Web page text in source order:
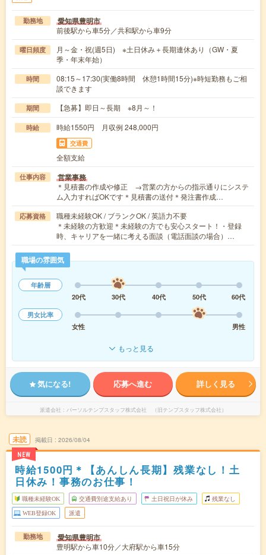
勤務地 愛知県豊明市
前後駅から車5分／共和駅から車9分
曜日頻度
月～金・祝(週5日) ※土日休み＋長期連休あり（GW・夏
季・年末年始）
時間
08:15～17:30(実働8時間 休憩1時間15分)※時短勤務もご相
談できます
期間 【急募】即日～長期 ※8月～！
時給 時給1550円 月収例 248,000円
交通費
全額支給
仕事内容 営業事務
＊見積書の作成や修正 →営業の方からの指示通りにシステ
ム入力すればOKです＊見積書の送付＊発注書作成…
応募資格
職種未経験OK / ブランクOK / 英語力不要
＊未経験の方歓迎＊未経験の方でも安心スタート！・登録
時、キャリアを一緒に考える面談（電話面談の場合）…
職場の雰囲気
年齢層
20代
30代 40代 50代
60代
男女比率
女性
男性
もっと見る
気になる! 応募へ進む 詳しく見る
派遣会社 パーソルテンプスタッフ株式会社 （旧テンプスタッフ株式会社）
未読
NEW
掲載日 2026/08/04
時給1500円＊【あんしん長期】残業なし！土
日休み！事務のお仕事！
職種未経験OK 交通費別途支給あり 土日祝日が休み 残業なし
WEB登録OK 派遣
勤務地 愛知県豊明市
豊明駅から車10分／大府駅から車15分